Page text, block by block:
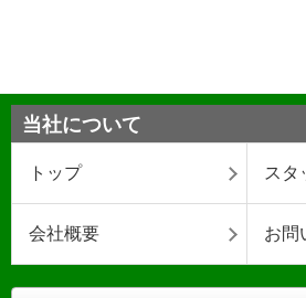
当社について
トップ スタ
会社概要 お問